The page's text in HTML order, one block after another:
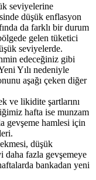
seviyelerine
düşük enflasyon
da farklı bir durum
gelen tüketici
seviyelerde.
edeceğiniz gibi
Yılı nedeniyle
aşağı çeken diğer
ve likidite şartlarını
hafta ise munzam
gevşeme hamlesi için
düşük
daha fazla gevşemeye
bankadan yeni